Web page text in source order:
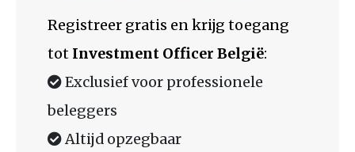
Registreer gratis en krijg toegang
tot Investment Officer België:
Exclusief voor professionele
beleggers
Altijd opzegbaar